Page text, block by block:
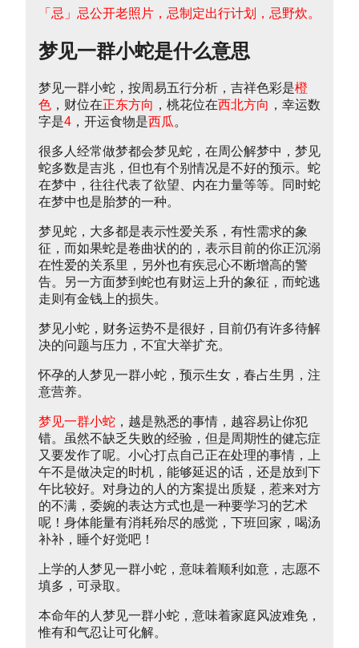
「忌」忌公开老照片，忌制定出行计划，忌野炊。
梦见一群小蛇是什么意思
梦见一群小蛇，按周易五行分析，吉祥色彩是橙
色 ，财位在正东方向 ，桃花位在西北方向 ，幸运数
字是4 ，开运食物是西瓜 。
很多人经常做梦都会梦见蛇，在周公解梦中，梦见
蛇多数是吉兆，但也有个别情况是不好的预示。蛇
在梦中，往往代表了欲望、内在力量等等。同时蛇
在梦中也是胎梦的一种。
梦见蛇，大多都是表示性爱关系，有性需求的象
征，而如果蛇是卷曲状的的，表示目前的你正沉溺
在性爱的关系里，另外也有疾忌心不断增高的警
告。另一方面梦到蛇也有财运上升的象征，而蛇逃
走则有金钱上的损失。
梦见小蛇，财务运势不是很好，目前仍有许多待解
决的问题与压力，不宜大举扩充。
怀孕的人梦见一群小蛇，预示生女，春占生男，注
意营养。
梦见一群小蛇 ，越是熟悉的事情，越容易让你犯
错。虽然不缺乏失败的经验，但是周期性的健忘症
又要发作了呢。小心打点自己正在处理的事情，上
午不是做决定的时机，能够延迟的话，还是放到下
午比较好。对身边的人的方案提出质疑，惹来对方
的不满，委婉的表达方式也是一种要学习的艺术
呢！身体能量有消耗殆尽的感觉，下班回家，喝汤
补补，睡个好觉吧！
上学的人梦见一群小蛇，意味着顺利如意，志愿不
填多，可录取。
本命年的人梦见一群小蛇，意味着家庭风波难免，
惟有和气忍让可化解。